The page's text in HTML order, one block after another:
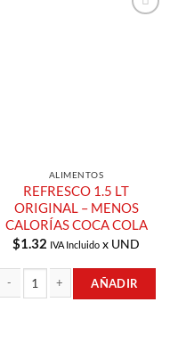
ALIMENTOS
REFRESCO 1.5 LT
ORIGINAL – MENOS
CALORÍAS COCA COLA
$1.32 IVA Incluido x UND
AÑADIR